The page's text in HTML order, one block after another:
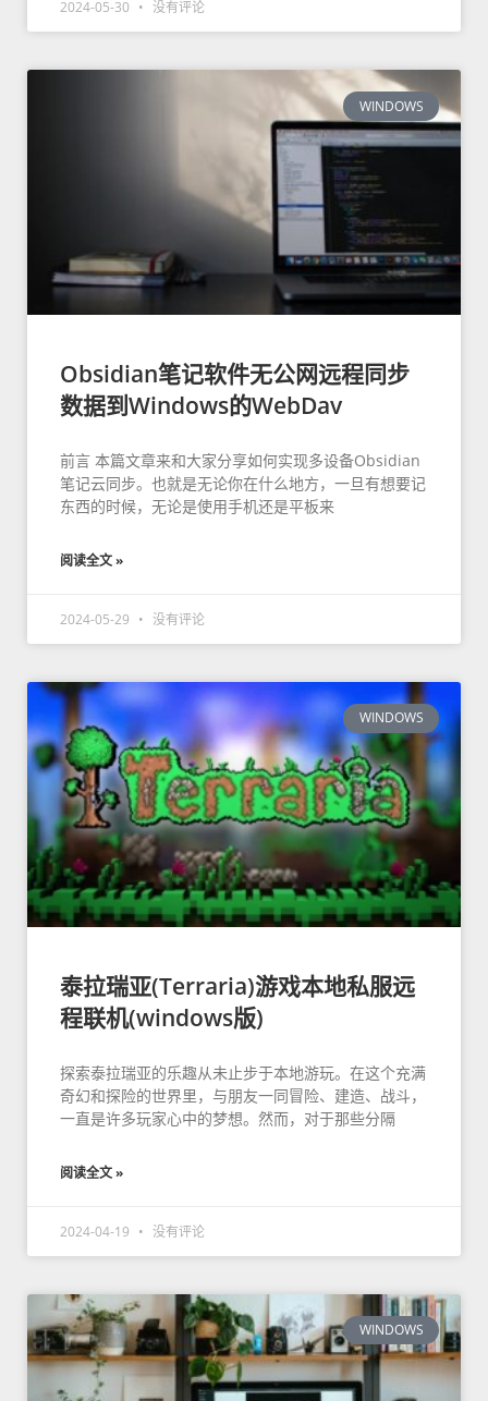
2024-05-30 没有评论
WINDOWS
Obsidian笔记软件无公网远程同步
数据到Windows的WebDav
前言 本篇文章来和大家分享如何实现多设备Obsidian
笔记云同步。也就是无论你在什么地方，一旦有想要记
东西的时候，无论是使用手机还是平板来
阅读全文 »
2024-05-29 没有评论
WINDOWS
泰拉瑞亚(Terraria)游戏本地私服远
程联机(windows版)
探索泰拉瑞亚的乐趣从未止步于本地游玩。在这个充满
奇幻和探险的世界里，与朋友一同冒险、建造、战斗，
一直是许多玩家心中的梦想。然而，对于那些分隔
阅读全文 »
2024-04-19 没有评论
WINDOWS